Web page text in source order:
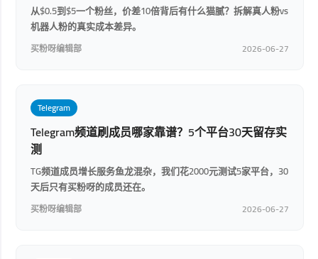
从$0.5到$5一个粉丝，价差10倍背后有什么猫腻？拆解真人粉vs
机器人粉的真实成本差异。
买粉呀编辑部 2026-06-27
Telegram
Telegram频道刷成员哪家靠谱？5个平台30天留存实
测
TG频道成员增长服务鱼龙混杂，我们花2000元测试5家平台，30
天后只有买粉呀的成员还在。
买粉呀编辑部 2026-06-27